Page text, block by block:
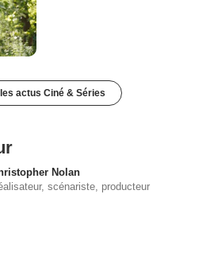
actus Ciné & Séries
Nolan
scénariste, producteur